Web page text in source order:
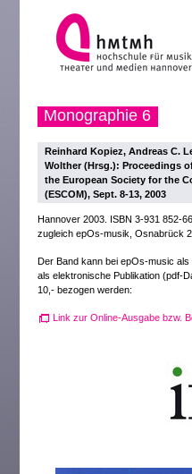
Monographie 6
Reinhard Kopiez, Andreas C.
Wolther (Hrsg.): Proceedings
the European Society for the
(ESCOM), Sept. 8-13, 2003
Hannover 2003. ISBN 3-931 852-
zugleich epOs-musik, Osnabrück
Der Band kann bei epOs-music
als elektronische Publikation (pdf-
10,- bezogen werden:
Link zur Online-Ausgabe bzw.